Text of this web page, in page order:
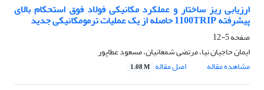
ارزیابی ریز ساختار و عملکرد مکانیکی فولاد فوق استحکام بالای
پیشرفته 1100TRIP حاصله از یک عملیات ترمومکانیکی جدید
صفحه5-12
ایمان حاجیان نیا، مرتضی شمعانیان، مسعود عطاپور
مشاهده مقاله
اصل مقاله 1.08 M